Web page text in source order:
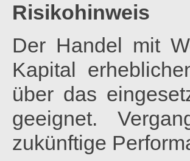
Risikohinweis
Der Handel mit
Kapital
über das
geeignet.
zukünftige